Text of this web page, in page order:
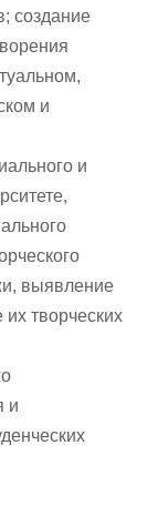
создание
и
и
выявление
творческих
и